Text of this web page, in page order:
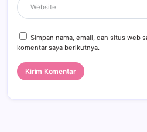
Simpan nama, email, dan situs web
komentar saya berikutnya.